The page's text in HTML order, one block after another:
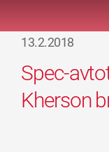
13.2.2018
Spec-
Kherson